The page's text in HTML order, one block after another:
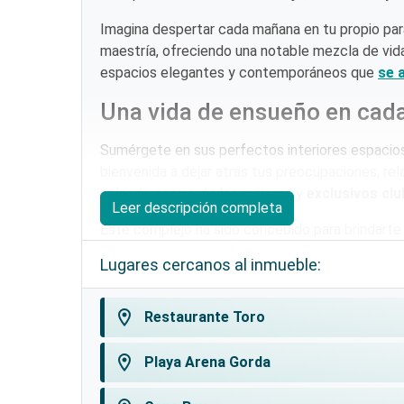
Imagina despertar cada mañana en tu propio
maestría, ofreciendo una notable mezcla de
espacios elegantes y contemporáneos que se
Una vida de ensueño en
Sumérgete en sus perfectos interiores
soleado en uno de los mejores y
Este complejo ha sido concebido para brindarte
La ubicación perfecta para
habitaciones.
Además de sus magníficas instalaciones con
unaubicación envidiable. Situado en una de
permite el rápido y exclusivo acceso
Leer descripción completa
Lugares cercanos al inmueble:
location_on Restaurante Toro
location_on Playa Arena Gorda